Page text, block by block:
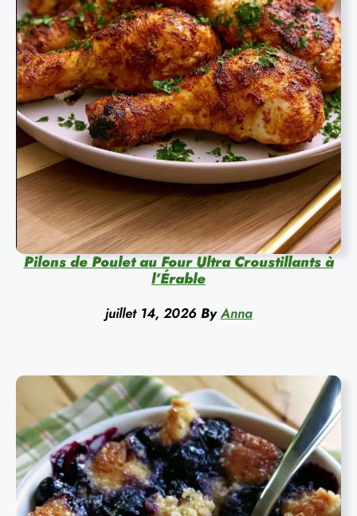
Pilons de Poulet au Four Ultra Croustillants à
l’Érable
juillet 14, 2026 By Anna